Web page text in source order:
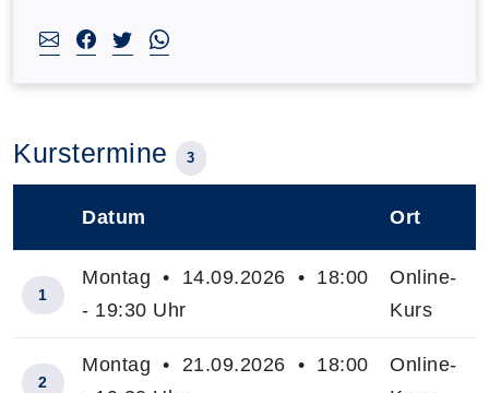
Kurstermine 3
Datum Ort
1
Montag • 14.09.2026 • 18:00
- 19:30 Uhr
Online-
Kurs
2
Montag • 21.09.2026 • 18:00
Online-